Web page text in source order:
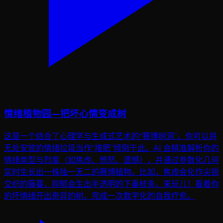
情绪植物园—把坏心情变成树
这是一个结合了心理学与生成式艺术的“赛博树洞”。你可以将
无处安放的情绪垃圾当作“堆肥”倾倒于此。AI 会精准解析你的
情绪类型与烈度（如焦虑、愤怒、遗憾），并通过参数化几何
实时生长出一株独一无二的赛博植物。比如，焦虑会化作尖锐
交织的藤蔓，抑郁会生出半透明的下垂枝条。来玩儿！看着你
的坏情绪开出奇异的树，完成一次数字化的自我疗愈。